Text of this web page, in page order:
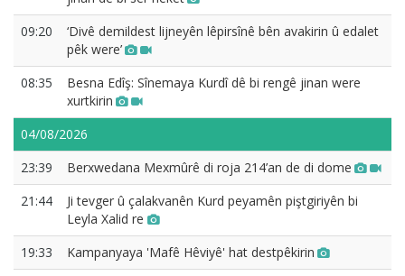
09:20
‘Divê demildest lijneyên lêpirsînê bên avakirin û edalet
pêk were’
08:35
Besna Edîş: Sînemaya Kurdî dê bi rengê jinan were
xurtkirin
04/08/2026
23:39
Berxwedana Mexmûrê di roja 214’an de di dome
21:44
Ji tevger û çalakvanên Kurd peyamên piştgiriyên bi
Leyla Xalid re
19:33
Kampanyaya 'Mafê Hêviyê' hat destpêkirin